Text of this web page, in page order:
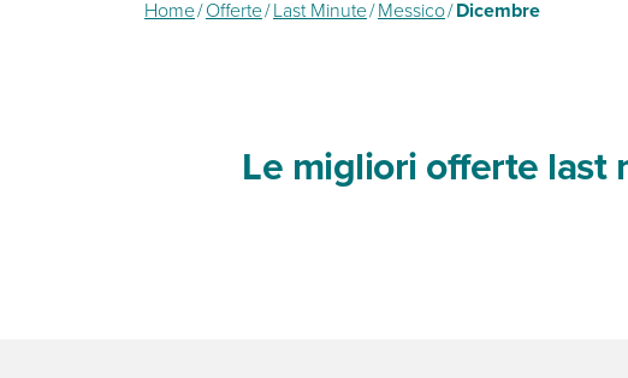
Home/Offerte/Last Minute/Messico/Dicembre
Le migliori offerte last